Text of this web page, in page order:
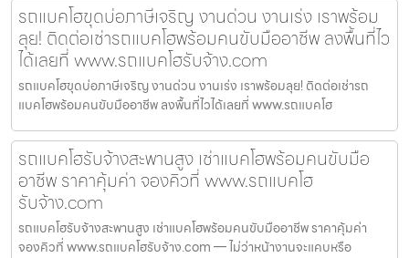
รถแบคโฮขุดบ่อภาษีเจริญ งานด่วน งานเร่ง เราพร้อม
ลุย! ติดต่อเช่ารถแบคโฮพร้อมคนขับมืออาชีพ ลงพื้นที่ไว
ได้เลยที่ www.รถแบคโฮรับจ้าง.com
รถแบคโฮขุดบ่อภาษีเจริญ งานด่วน งานเร่ง เราพร้อมลุย! ติดต่อเช่ารถ
แบคโฮพร้อมคนขับมืออาชีพ ลงพื้นที่ไวได้เลยที่ www.รถแบคโฮ
รถแบคโฮรับจ้างสะพานสูง เช่าแบคโฮพร้อมคนขับมือ
อาชีพ ราคาคุ้มค่า จองคิวที่ www.รถแบคโฮ
รับจ้าง.com
รถแบคโฮรับจ้างสะพานสูง เช่าแบคโฮพร้อมคนขับมืออาชีพ ราคาคุ้มค่า
จองคิวที่ www.รถแบคโฮรับจ้าง.com — ไม่ว่าหน้างานจะแคบหรือ